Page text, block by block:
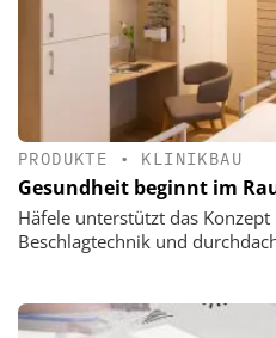
PRODUKTE • KLINIKBAU
Gesundheit beginnt im
Häfele unterstützt das
Beschlagtechnik und